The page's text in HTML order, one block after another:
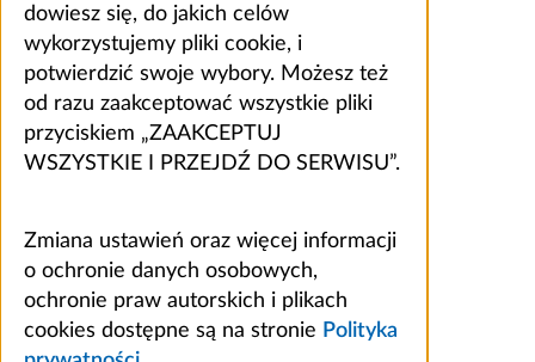
dowiesz się, do jakich celów
wykorzystujemy pliki cookie, i
potwierdzić swoje wybory. Możesz też
od razu zaakceptować wszystkie pliki
przyciskiem „ZAAKCEPTUJ
WSZYSTKIE I PRZEJDŹ DO SERWISU”.
Zmiana ustawień oraz więcej informacji
o ochronie danych osobowych,
ochronie praw autorskich i plikach
cookies dostępne są na stronie Polityka